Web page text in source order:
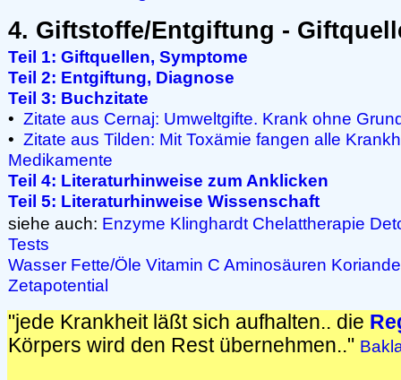
4. Giftstoffe/Entgiftung -
Teil 1: Giftquellen, Symptome
Teil 2: Entgiftung, Diagnose
Teil 3: Buchzitate
• Zitate aus Cernaj: Umweltgifte. Krank ohne
• Zitate aus Tilden: Mit Toxämie fangen alle
Medikamente
Teil 4: Literaturhinweise zum Anklicken
Teil 5: Literaturhinweise Wissenschaft
siehe auch: Enzyme Klinghardt Chelattherapie
Tests
Wasser Fette/Öle Vitamin C Aminosäuren
Zetapotential
"jede Krankheit läßt sich aufhalten.. die
Körpers wird den Rest übernehmen.."